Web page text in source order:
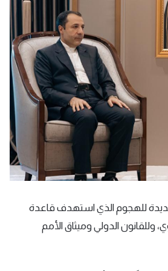
للهجوم الذي استهدف قاعدة
وللقانون الدولي وميثاق الأمم